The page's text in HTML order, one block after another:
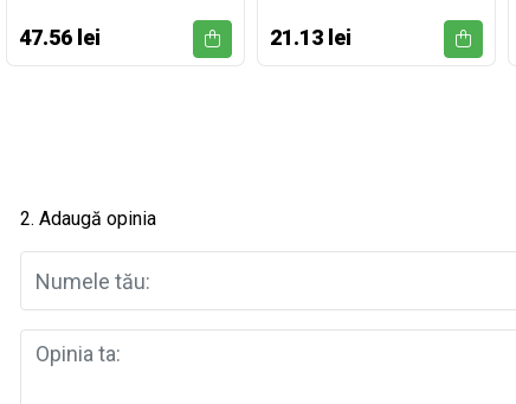
47.56 lei 21.13 lei
2. Adaugă opinia